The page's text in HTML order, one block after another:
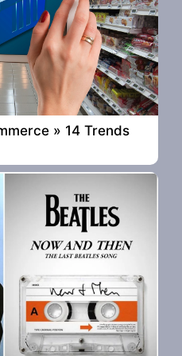
» 14 Trends